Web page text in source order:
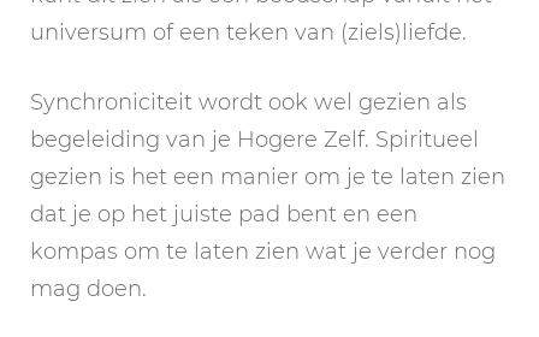
universum of een teken van (ziels)liefde.
Synchroniciteit wordt ook wel gezien als
begeleiding van je Hogere Zelf. Spiritueel
gezien is het een manier om je te laten zien
dat je op het juiste pad bent en een
kompas om te laten zien wat je verder nog
mag doen.